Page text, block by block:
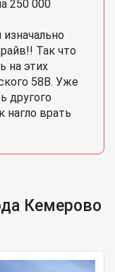
250 000
Так что
на этих
58В. Уже
другого
нагло врать
Кемерово